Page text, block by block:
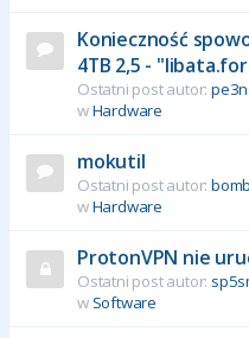
Konieczność
4TB 2,5 -
Ostatni post autor:
wHardware
mokutil
Ostatni post autor:
wHardware
ProtonVPN nie
Ostatni post autor:
w Software